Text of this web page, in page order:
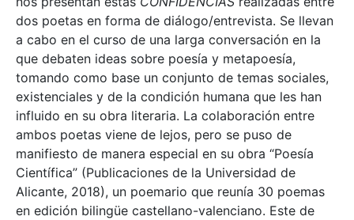
dos poetas en forma de diálogo/entrevista. Se llevan
a cabo en el curso de una larga conversación en la
que debaten ideas sobre poesía y metapoesía,
tomando como base un conjunto de temas sociales,
existenciales y de la condición humana que les han
influido en su obra literaria. La colaboración entre
ambos poetas viene de lejos, pero se puso de
manifiesto de manera especial en su obra “Poesía
Científica” (Publicaciones de la Universidad de
Alicante, 2018), un poemario que reunía 30 poemas
en edición bilingüe castellano-valenciano. Este de